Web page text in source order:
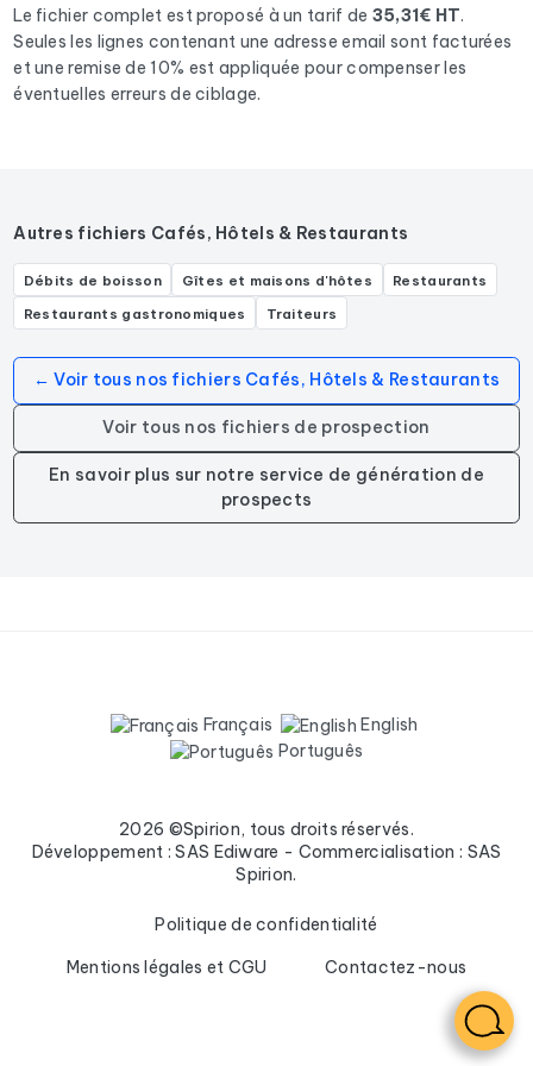
Hôtel bien-être.
Le fichier complet est proposé à un tarif de 35,31€ HT.
Seules les lignes contenant une adresse email sont facturées
et une remise de 10% est appliquée pour compenser les
éventuelles erreurs de ciblage.
Autres fichiers Cafés, Hôtels & Restaurants
Débits de boisson Gîtes et maisons d'hôtes
Restaurants
Restaurants gastronomiques
Traiteurs
← Voir tous nos fichiers Cafés, Hôtels & Restaurants
Voir tous nos fichiers de prospection
En savoir plus sur notre service de génération de
prospects
Français
English
Português
2026 ©Spirion, tous droits réservés.
Développement : SAS Ediware - Commercialisation : SAS
Spirion.
Politique de confidentialité
Mentions légales et CGU
Contactez-nous